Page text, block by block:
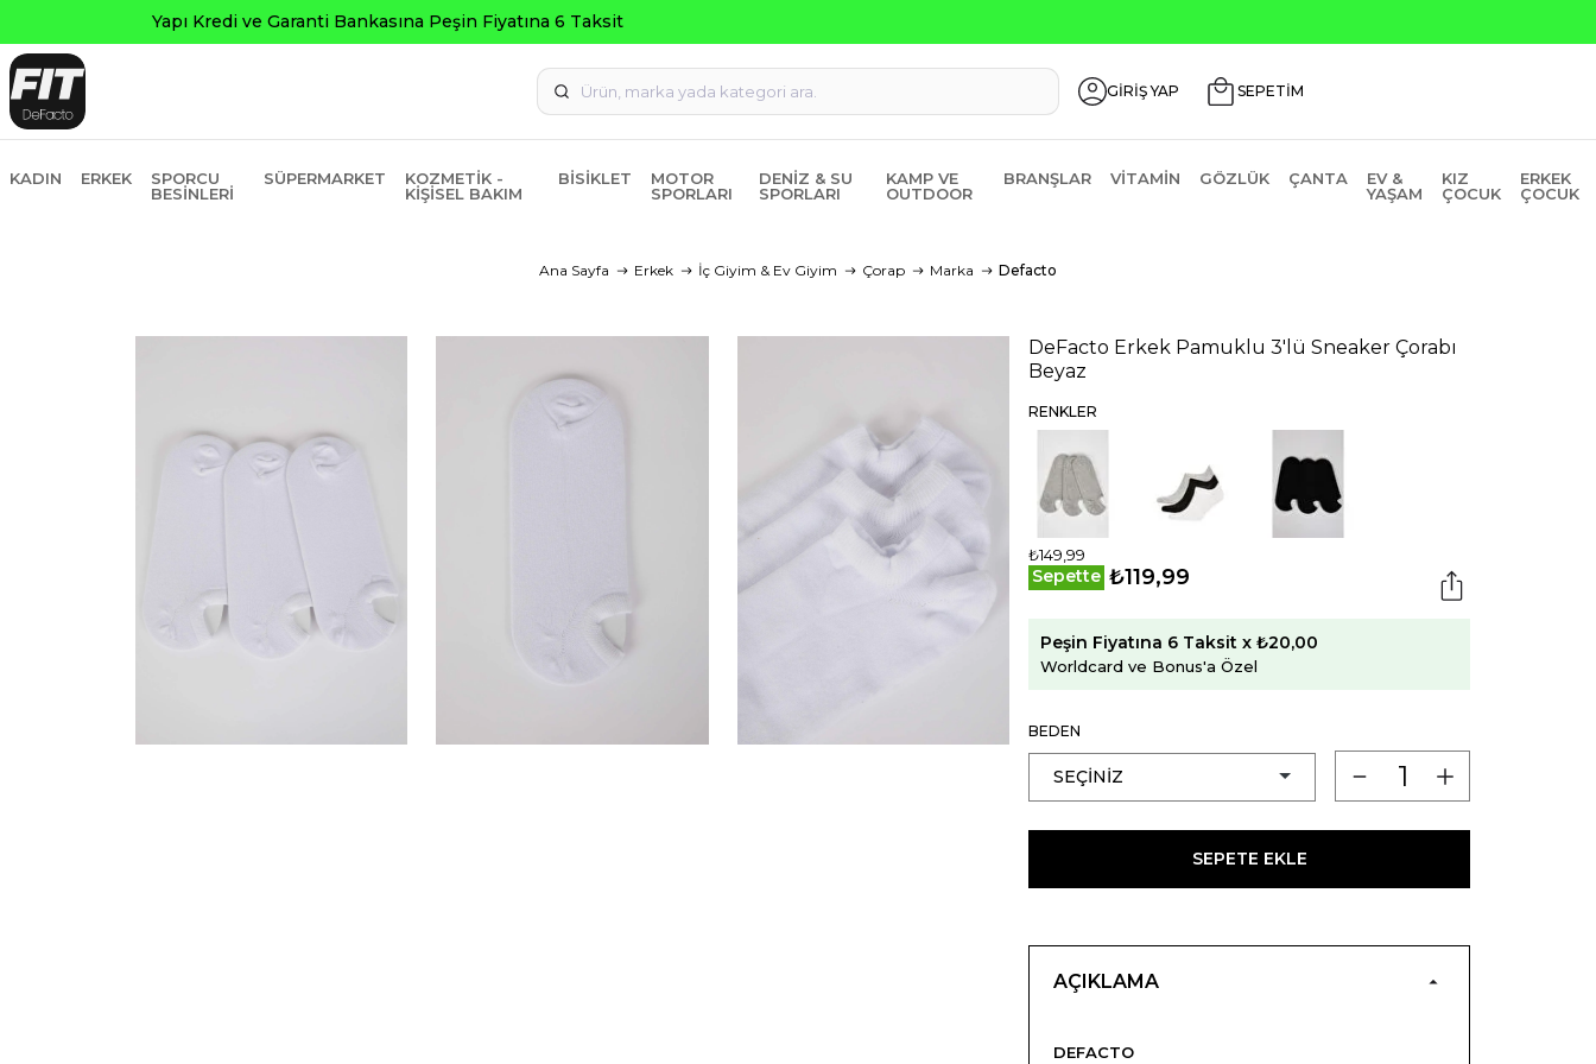
GİRİŞ YAP SEPETİM
KADIN ERKEK
SPORCU
BESINLERI
SÜPERMARKET
KOZMETIK -
KIŞISEL BAKIM
BISIKLET
MOTOR
SPORLARI
DENIZ & SU
SPORLARI
KAMP VE
OUTDOOR
BRANŞLAR VITAMIN GÖZLÜK ÇANTA
EV &
YAŞAM
KIZ
ÇOCUK
ERKEK
ÇOCUK
Ana Sayfa Erkek İç Giyim & Ev Giyim Çorap Marka Defacto
DeFacto Erkek Pamuklu 3'lü Sneaker Çorabı
Beyaz
RENKLER
₺149,99
Sepette ₺119,99
Peşin Fiyatına 6 Taksit x ₺20,00
Worldcard ve Bonus'a Özel
BEDEN
SEPETE EKLE
AÇIKLAMA
DEFACTO